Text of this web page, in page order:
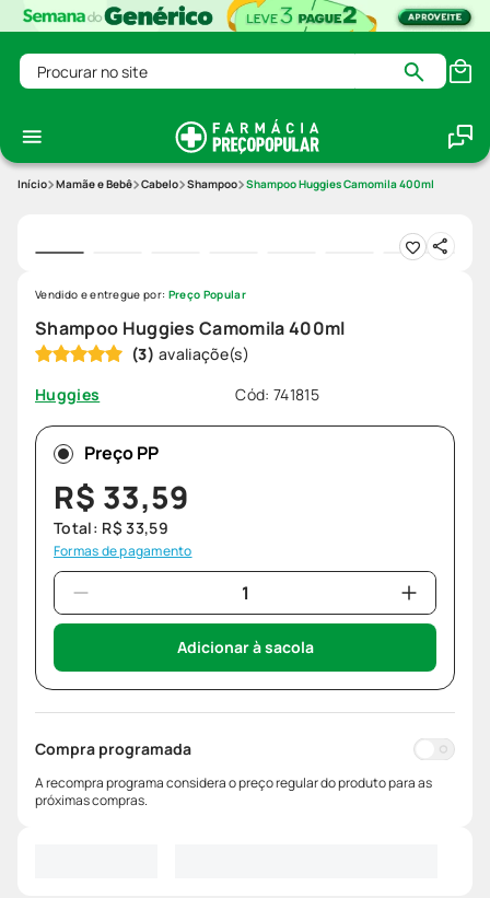
Procurar no site
Mamãe e Bebê Cabelo Shampoo Shampoo Huggies Camomila 400ml
Shampoo Huggies Camomila 400ml
(3)
Huggies
Cód: 741815
Vendido e entregue por: Preço Popular
Preço PP
R$ 33,59
Total: R$ 33,59
Formas de pagamento
Adicionar à sacola
Compra programada
A recompra programa considera o preço regular do produto para as
próximas compras.